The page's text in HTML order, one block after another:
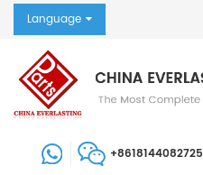
Language
+8618144082725